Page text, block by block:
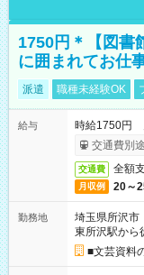
1750円＊【図書
に囲まれてお仕
派遣 職種未経験OK
給与
時給1750円
交通費別
交通費 全額
月収例 20～
勤務地
埼玉県所沢市
東所沢駅から
■文芸資料